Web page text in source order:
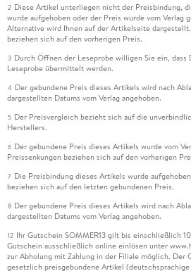
2 Diese Artikel unterliegen nicht der Preisbindung,
wurde aufgehoben oder der Preis wurde vom Verlag
Alternative wird Ihnen auf der Artikelseite
beziehen sich auf den vorherigen Preis.
3 Durch Öffnen der Leseprobe willigen Sie ein, dass
Leseprobe übermittelt werden.
4 Der gebundene Preis dieses Artikels wird nach
dargestellten Datums vom Verlag angehoben.
5 Der Preisvergleich bezieht sich auf die
Herstellers.
6 Der gebundene Preis dieses Artikels wurde vom
Preissenkungen beziehen sich auf den vorherigen
7 Die Preisbindung dieses Artikels wurde
beziehen sich auf den letzten gebundenen Preis.
8 Der gebundene Preis dieses Artikels wird nach
dargestellten Datums vom Verlag angehoben.
12 Ihr Gutschein SOMMER13 gilt bis einschließlich
Gutschein ausschließlich online einlösen unter
zur Abholung mit Zahlung in der Filiale möglich.
gesetzlich preisgebundene Artikel